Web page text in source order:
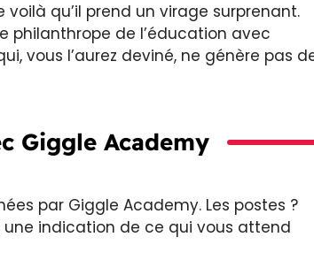
voilà qu’il prend un virage surprenant.
philanthrope de l’éducation avec
vous l’aurez deviné, ne génère pas
Giggle Academy
par Giggle Academy. Les postes ?
indication de ce qui vous attend